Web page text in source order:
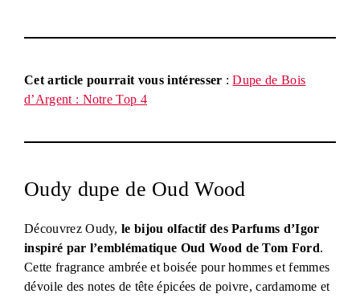
Cet article pourrait vous intéresser :Dupe de Bois
d’Argent : Notre Top 4
Oudy dupe de Oud Wood
Découvrez Oudy, le bijou olfactif des Parfums d’Igor
inspiré par l’emblématique Oud Wood de Tom Ford.
Cette fragrance ambrée et boisée pour hommes et femmes
dévoile des notes de tête épicées de poivre, cardamome et